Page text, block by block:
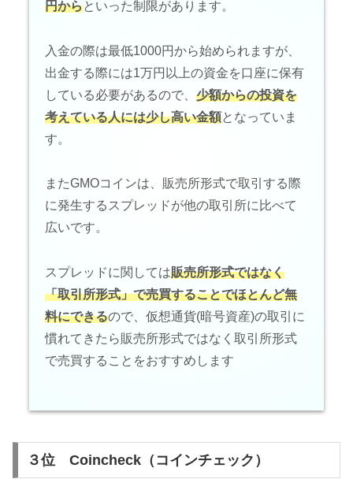
円からといった制限があります。
入金の際は最低1000円から始められますが、
出金する際には1万円以上の資金を口座に保有
している必要があるので、 少額からの投資を
考えている人には少し高い金額となっていま
す。
またGMOコインは、販売所形式で取引する際
に発生するスプレッドが他の取引所に比べて
広いです。
スプレッドに関しては販売所形式ではなく
「取引所形式」で売買することでほとんど無
料にできるので、仮想通貨(暗号資産)の取引に
慣れてきたら販売所形式ではなく取引所形式
で売買することをおすすめします
３位 Coincheck（コインチェック）